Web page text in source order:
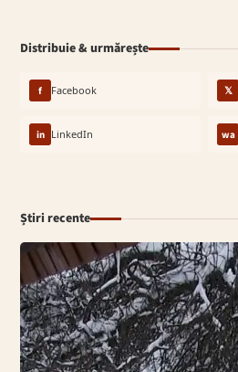
Distribuie & urmărește
f Facebook 𝕏
in LinkedIn wa
Știri recente